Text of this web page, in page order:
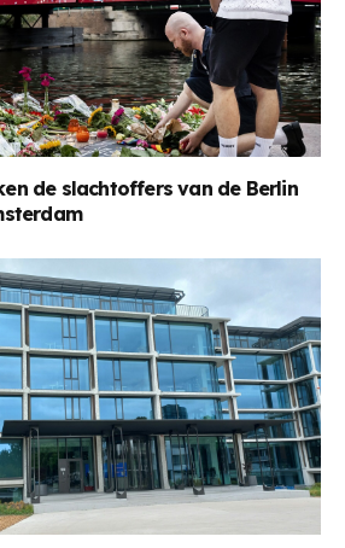
de slachtoffers van de Berlin